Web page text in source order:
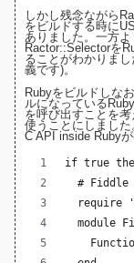
しかし残念ながら
をビルドする時に
ありました。一方
Ractor::Selectorを
ることがわかりまし
義です)。
Rubyをビルドしな
ルになっている
を呼び出すことを
使うことにしまし
C API inside Ruby
if true
# Fiddle
require
module